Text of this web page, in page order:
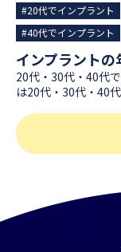
#20代でインプラント
#40代でインプラント
20代・30代・40代でイン
は20代・30代・40
は、20代・30代・
のか、その際かかる
プラント治療は何
です。 成長には個
しょう。 （適用の
すのでお気軽に当院へご相談
歳まで？ 歯科のイ